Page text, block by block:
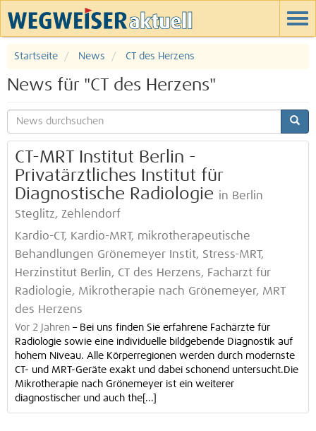
Startseite News CT des Herzens
News für "CT des Herzens"
CT-MRT Institut Berlin -
Privatärztliches Institut für
Diagnostische Radiologie in Berlin
Steglitz, Zehlendorf
Kardio-CT, Kardio-MRT, mikrotherapeutische
Behandlungen Grönemeyer Instit, Stress-MRT,
Herzinstitut Berlin, CT des Herzens, Facharzt für
Radiologie, Mikrotherapie nach Grönemeyer, MRT
des Herzens
Vor 2 Jahren – Bei uns finden Sie erfahrene Fachärzte für
Radiologie sowie eine individuelle bildgebende Diagnostik auf
hohem Niveau. Alle Körperregionen werden durch modernste
CT- und MRT-Geräte exakt und dabei schonend untersucht.Die
Mikrotherapie nach Grönemeyer ist ein weiterer
diagnostischer und auch the[...]